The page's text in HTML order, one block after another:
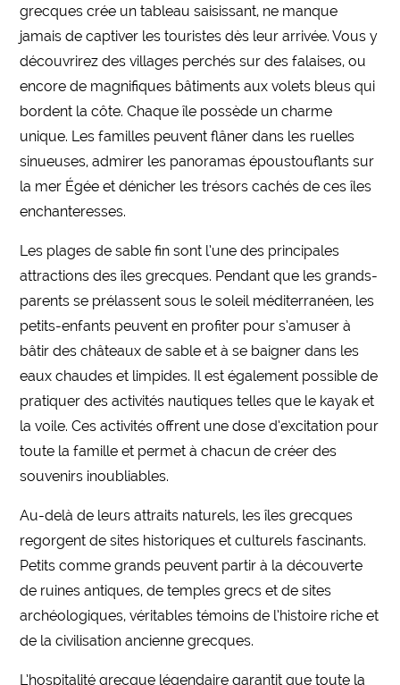
grecques crée un tableau saisissant, ne manque
jamais de captiver les touristes dès leur arrivée. Vous y
découvrirez des villages perchés sur des falaises, ou
encore de magnifiques bâtiments aux volets bleus qui
bordent la côte. Chaque île possède un charme
unique. Les familles peuvent flâner dans les ruelles
sinueuses, admirer les panoramas époustouflants sur
la mer Égée et dénicher les trésors cachés de ces îles
enchanteresses.
Les plages de sable fin sont l’une des principales
attractions des îles grecques. Pendant que les grands-
parents se prélassent sous le soleil méditerranéen, les
petits-enfants peuvent en profiter pour s’amuser à
bâtir des châteaux de sable et à se baigner dans les
eaux chaudes et limpides. Il est également possible de
pratiquer des activités nautiques telles que le kayak et
la voile. Ces activités offrent une dose d’excitation pour
toute la famille et permet à chacun de créer des
souvenirs inoubliables.
Au-delà de leurs attraits naturels, les îles grecques
regorgent de sites historiques et culturels fascinants.
Petits comme grands peuvent partir à la découverte
de ruines antiques, de temples grecs et de sites
archéologiques, véritables témoins de l’histoire riche et
de la civilisation ancienne grecques.
L’hospitalité grecque légendaire garantit que toute la